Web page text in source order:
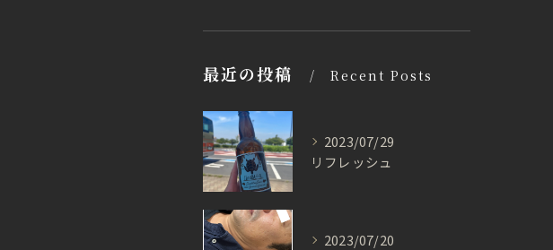
最近の投稿 Recent Posts
2023/07/29
リフレッシュ
2023/07/20